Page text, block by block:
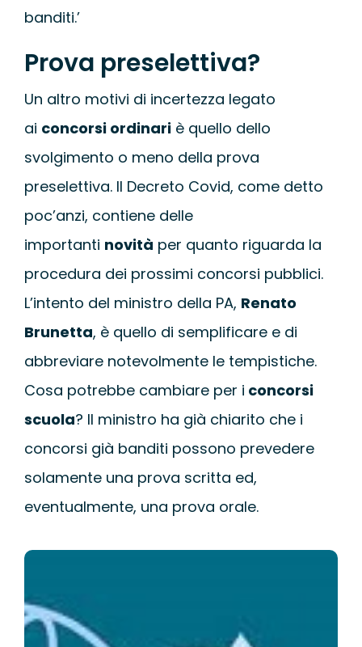
banditi.’
Prova preselettiva?
Un altro motivi di incertezza legato
ai concorsi ordinariè quello dello
svolgimento o meno della prova
preselettiva. Il Decreto Covid, come detto
poc’anzi, contiene delle
importanti novità per quanto riguarda la
procedura dei prossimi concorsi pubblici.
L’intento del ministro della PA, Renato
Brunetta, è quello di semplificare e di
abbreviare notevolmente le tempistiche.
Cosa potrebbe cambiare per i concorsi
scuola? Il ministro ha già chiarito che i
concorsi già banditi possono prevedere
solamente una prova scritta ed,
eventualmente, una prova orale.